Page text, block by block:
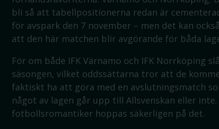
bli så att tabellpositionerna redan är
för avspark den 7 november – men det kan
att den här matchen blir avgörande för båda
För om både IFK Värnamo och IFK Norrköping
säsongen, vilket oddssättarna tror att de
faktiskt ha att göra med en avslutningsmatch
något av lagen går upp till Allsvenskan eller
fotbollsromantiker hoppas säkerligen på det.